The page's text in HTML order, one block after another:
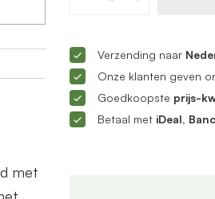
met
Verzending naar
Onze klanten geven
Goedkoopste prijs-
Betaal met iDeal,